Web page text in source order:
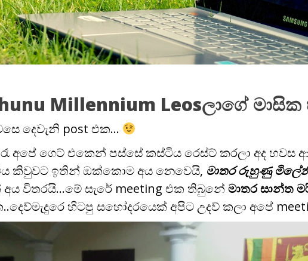
Millennium Leosලාගේ
දෙවැනි post එක…
අපේ ගෙට් එකෙන් පස්සේ කස්ටිය රෙස්ට් කරලා අද හවස
කිවුවට ඉතින් ඔක්කොම අය නෙවෙයි, මාතර රුහුණු
විතරයි…මේ සැරේ meeting එක තිබුනේ මාතර සාන්ත
හිටපු සහෝදරයෙක් අපිට උදව් කලා අපේ